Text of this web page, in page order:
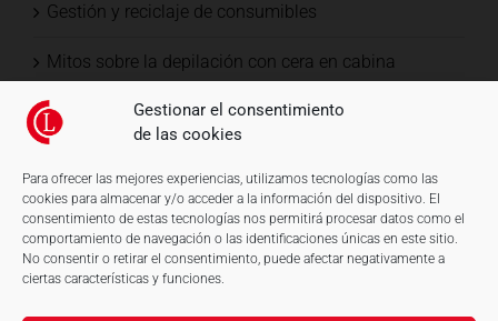
Gestionar el consentimiento
de las cookies
Para ofrecer las mejores experiencias, utilizamos tecnologías como las
cookies para almacenar y/o acceder a la información del dispositivo. El
consentimiento de estas tecnologías nos permitirá procesar datos como el
comportamiento de navegación o las identificaciones únicas en este sitio.
No consentir o retirar el consentimiento, puede afectar negativamente a
ciertas características y funciones.
Gestión y reciclaje de consumibles
Mitos sobre la depilación con cera en cabina